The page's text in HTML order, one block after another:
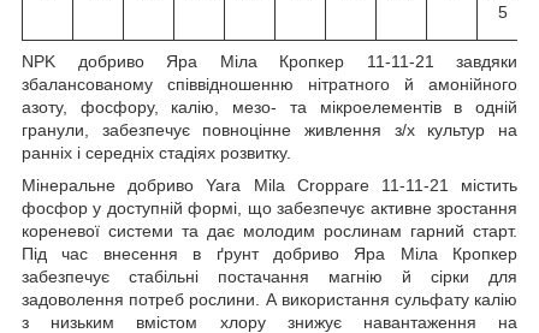
5
NPK добриво Яра Міла Кропкер 11-11-21 завдяки
збалансованому співвідношенню нітратного й амонійного
азоту, фосфору, калію, мезо- та мікроелементів в одній
гранули, забезпечує повноцінне живлення з/х культур на
ранніх і середніх стадіях розвитку.
Мінеральне добриво Yara Mila Croppare 11-11-21 містить
фосфор у доступній формі, що забезпечує активне зростання
кореневої системи та дає молодим рослинам гарний старт.
Під час внесення в ґрунт добриво Яра Міла Кропкер
забезпечує стабільні постачання магнію й сірки для
задоволення потреб рослини. А використання сульфату калію
з низьким вмістом хлору знижує навантаження на